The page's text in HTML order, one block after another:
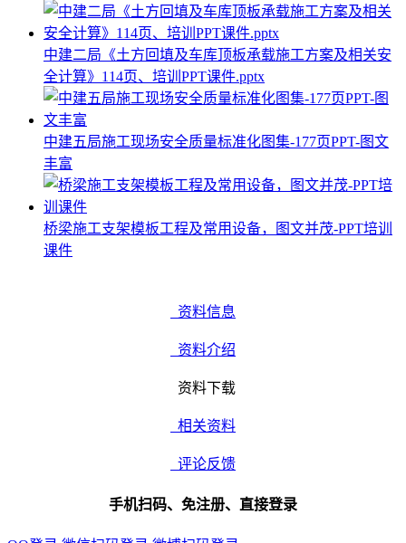
中建二局《土方回填及车库顶板承载施工方案及相关安
全计算》114页、培训PPT课件.pptx
中建五局施工现场安全质量标准化图集-177页PPT-图文
丰富
桥梁施工支架模板工程及常用设备，图文并茂-PPT培训
课件
资料信息
资料介绍
资料下载
相关资料
评论反馈
手机扫码、免注册、直接登录